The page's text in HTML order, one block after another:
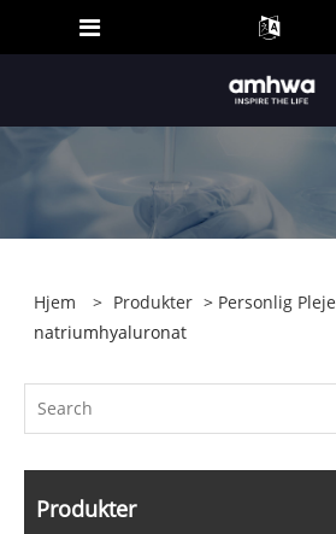
Hjem > Produkter > Personlig Pleje
natriumhyaluronat
Produkter